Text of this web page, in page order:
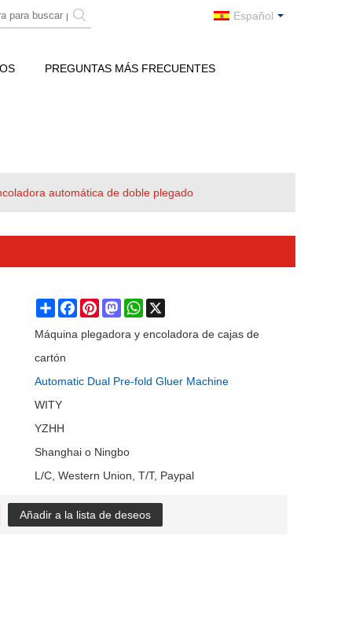
Español
PREGUNTAS MÁS FRECUENTES
automática de doble plegado
ShareFacebookPinterestMastodonWhatsApp
Máquina plegadora y encoladora de cajas de
cartón
Automatic Dual Pre-fold Gluer Machine
WITY
YZHH
Shanghai o Ningbo
L/C, Western Union, T/T, Paypal
Añadir a la lista de deseos